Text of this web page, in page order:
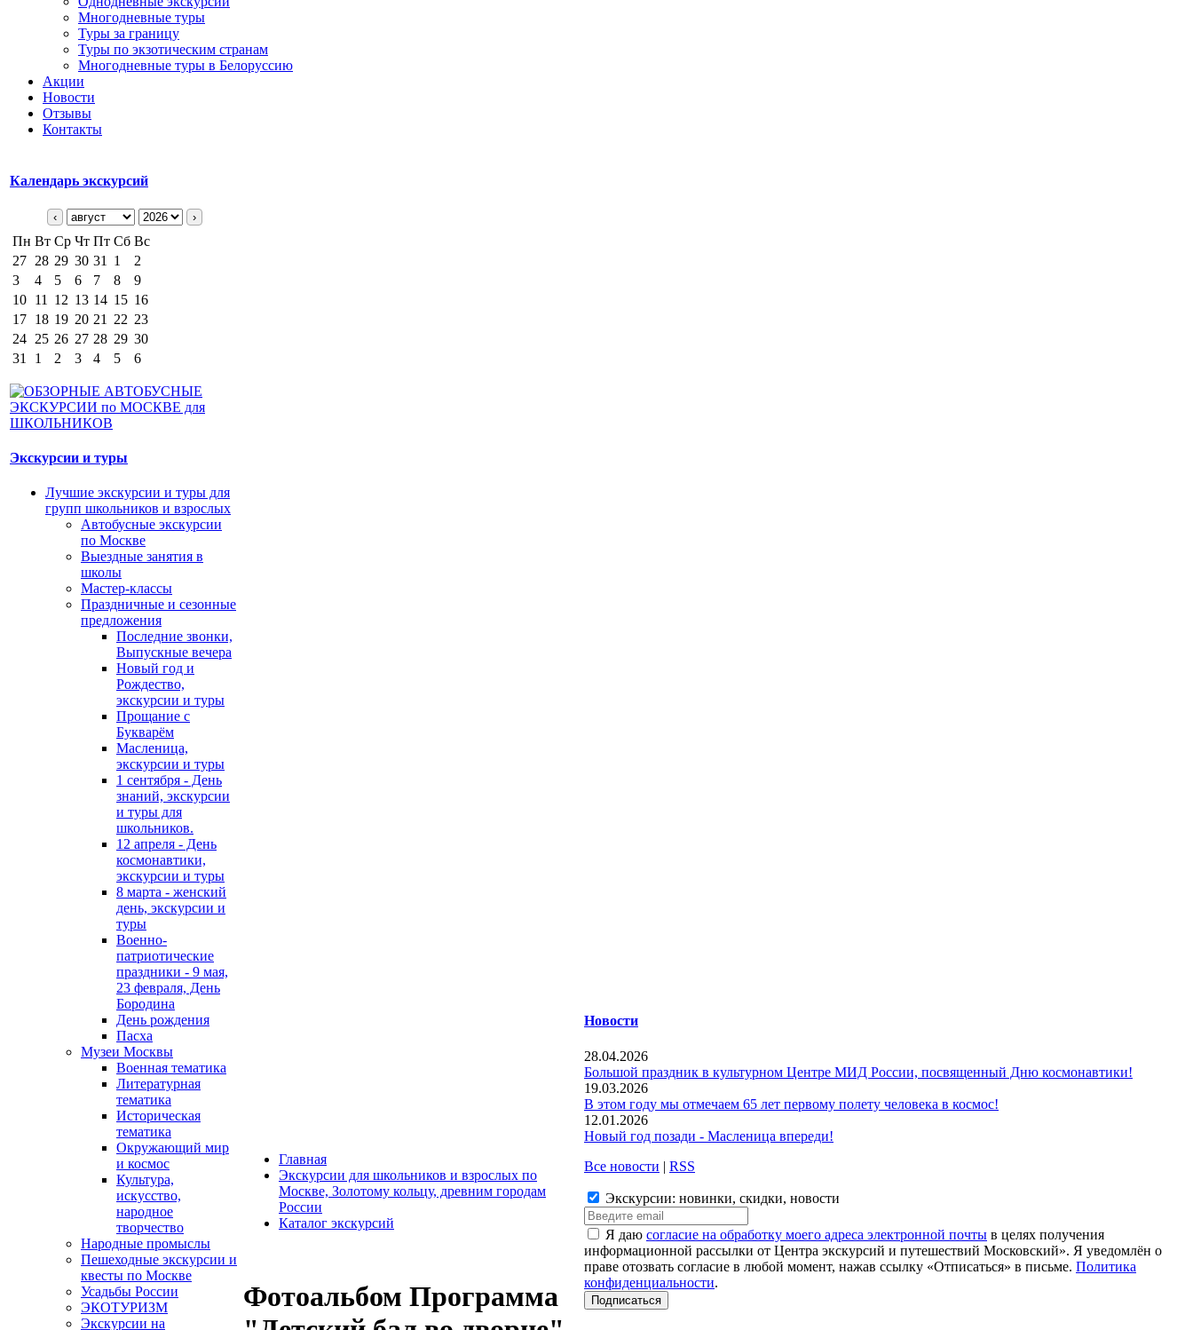
Многодневные туры
Туры за границу
Туры по экзотическим странам
Многодневные туры в Белоруссию
Акции
Новости
Отзывы
Контакты
Календарь экскурсий
‹ ›
Пн Вт Ср Чт Пт Сб Вс
27 28 29 30 31 1
2
3
4 5 6 7 8
9
10 11 12 13 14 15 16
17 18 19 20 21 22 23
24 25 26 27 28 29 30
31
1 2 3 4 5 6
Экскурсии и туры
Лучшие экскурсии и туры для
групп школьников и взрослых
Автобусные экскурсии
по Москве
Выездные занятия в
школы
Мастер-классы
Праздничные и сезонные
предложения
Последние звонки,
Выпускные вечера
Новый год и
Рождество,
экскурсии и туры
Прощание с
Букварём
Масленица,
экскурсии и туры
1 сентября - День
знаний, экскурсии
и туры для
школьников.
12 апреля - День
космонавтики,
экскурсии и туры
8 марта - женский
день, экскурсии и
туры
Военно-
патриотические
праздники - 9 мая,
23 февраля, День
Бородина
День рождения
Пасха
Музеи Москвы
Военная тематика
Литературная
тематика
Историческая
тематика
Окружающий мир
и космос
Культура,
искусство,
народное
творчество
Народные промыслы
Пешеходные экскурсии и
квесты по Москве
Усадьбы России
ЭКОТУРИЗМ
Экскурсии на
Главная
Экскурсии для школьников и взрослых по
Москве, Золотому кольцу, древним городам
России
Каталог экскурсий
Фотоальбом Программа
Новости
28.04.2026
Большой праздник в культурном Центре МИД России, посвященный Дню космонавтики!
19.03.2026
В этом году мы отмечаем 65 лет первому полету человека в космос!
12.01.2026
Новый год позади - Масленица впереди!
Все новости | RSS
Экскурсии: новинки, скидки, новости
Я даю согласие на обработку моего адреса электронной почты в целях получения
информационной рассылки от Центра экскурсий и путешествий Московский». Я уведомлён о
праве отозвать согласие в любой момент, нажав ссылку «Отписаться» в письме. Политика
конфиденциальности.